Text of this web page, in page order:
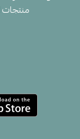
منتجات